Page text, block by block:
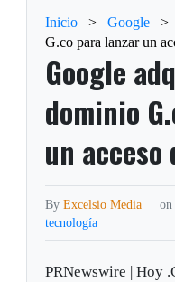
Inicio > Google >
G.co para lanzar un
Google
dominio
un
ByExcelsio Media on
tecnología
PRNewswire | Hoy